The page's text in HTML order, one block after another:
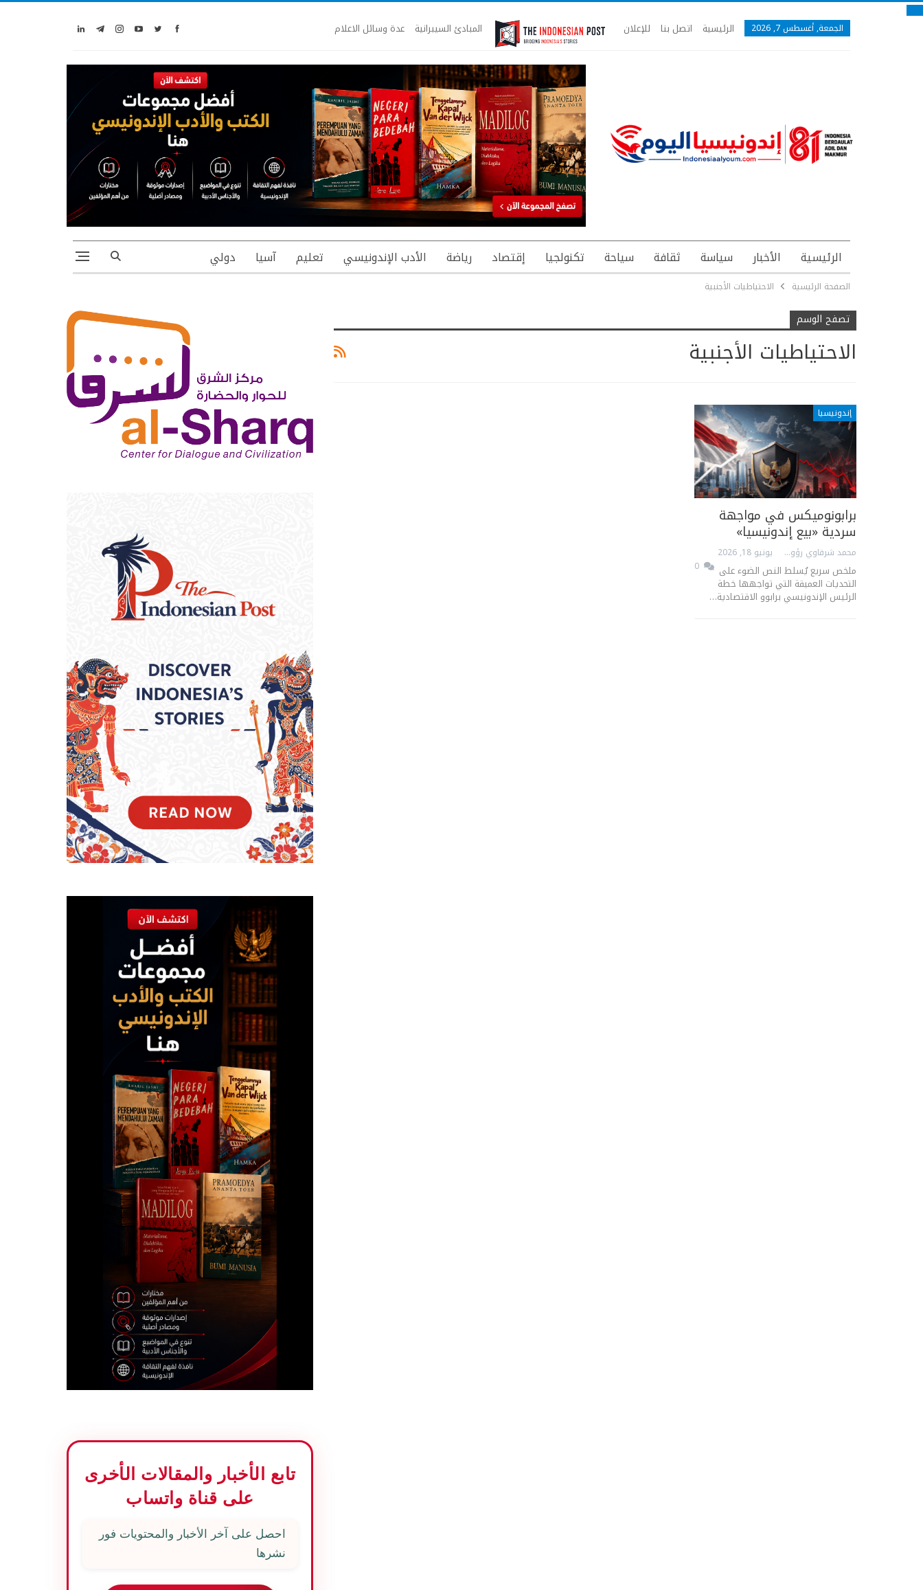
الجمعة, أغسطس 7, 2026 الرئيسية اتصل بنا للإعلان المبادئ السيبرانية عدة وسائل الاعلام
الرئيسية الأخبار سياسة ثقافة سياحة تكنولجيا إقتصاد رياضة الأدب الإندونيسي تعليم آسيا دولي
الصفحة الرئيسية الاحتياطيات الأجنبية
تصفح الوسم
الاحتياطيات الأجنبية
إندونيسيا
برابونوميكس في مواجهة
سردية «بيع إندونيسيا»
محمد شرقاوي رؤوف
يونيو 18, 2026
ملخص سريع يُسلط النص الضوء على
التحديات العميقة التي تواجهها خطة
الرئيس الإندونيسي برابوو الاقتصادية…
تابع الأخبار والمقالات الأخرى
على قناة واتساب
احصل على آخر الأخبار والمحتويات فور
نشرها